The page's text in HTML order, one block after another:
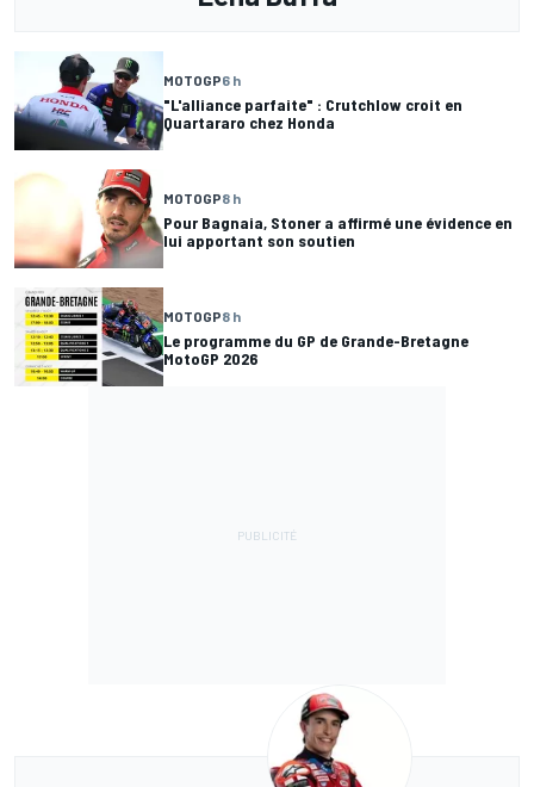
MOTOGP6 h
"L'alliance parfaite" : Crutchlow croit en
Quartararo chez Honda
MOTOGP8 h
Pour Bagnaia, Stoner a affirmé une évidence en
lui apportant son soutien
MOTOGP8 h
Le programme du GP de Grande-Bretagne
MotoGP 2026